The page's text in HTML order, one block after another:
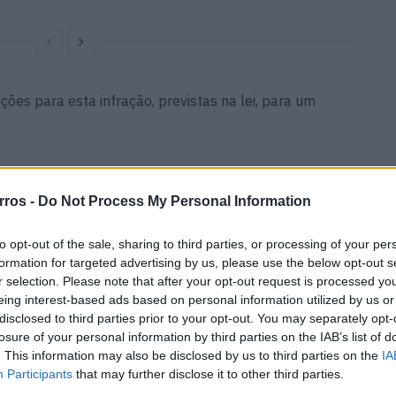
- Do Not Process My Personal Information
opt-out of the sale, sharing to third parties, or processing of your
for targeted advertising by us, please use the below opt-out
selection. Please note that after your opt-out request is processed
interest-based ads based on personal information utilized by us
to third parties prior to your opt-out. You may separately
of your personal information by third parties on the IAB’s list of
This information may also be disclosed by us to third parties on the
Participants that may further disclose it to other third parties.
para esta infração, previstas na lei, para um
euros
de veículo para empresas)– 1 a 12 meses
durante 5 anos
contestar a sua multa de trânsito, principalmente
, a fim do condutor/a não ﬁcar proibida/o de